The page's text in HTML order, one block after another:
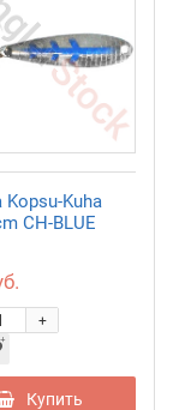
Kopsu-Kuha
CH-BLUE
+
Купить